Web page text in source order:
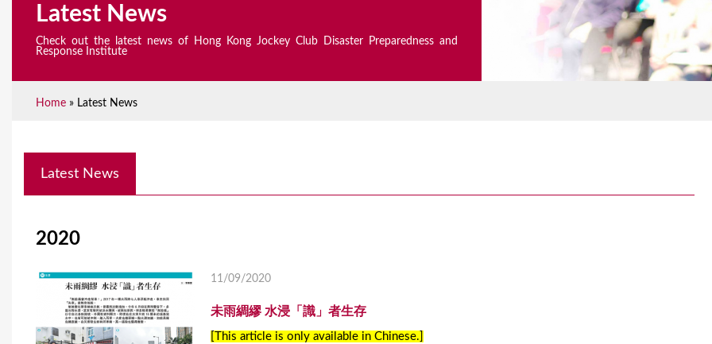
Latest News
Check out the latest news of Hong Kong Jockey Club Disaster Preparedness and
Response Institute
Home » Latest News
Y
Latest News
2020
11/09/2020
未雨綢繆 水浸「識」者生存
[This article is only available in Chinese.]